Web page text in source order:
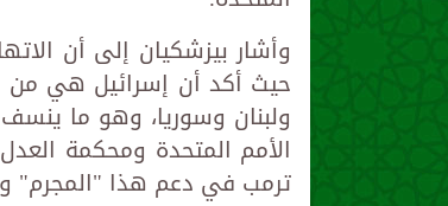
وأشار بيزشكيان إلى أن
حيث أكد أن إسرائيل هي من
ولبنان وسوريا، وهو ما
الأمم المتحدة ومحكمة
ترمب في دعم هذا "المجرم"